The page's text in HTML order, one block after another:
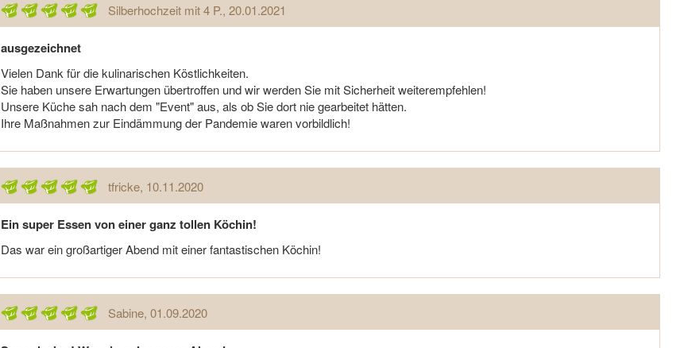
Silberhochzeit mit 4 P., 20.01.2021
ausgezeichnet
Vielen Dank für die kulinarischen Köstlichkeiten.
Sie haben unsere Erwartungen übertroffen und wir werden Sie mit Sicherheit weiterempfehlen!
Unsere Küche sah nach dem "Event" aus, als ob Sie dort nie gearbeitet hätten.
Ihre Maßnahmen zur Eindämmung der Pandemie waren vorbildlich!
tfricke, 10.11.2020
Ein super Essen von einer ganz tollen Köchin!
Das war ein großartiger Abend mit einer fantastischen Köchin!
Sabine, 01.09.2020